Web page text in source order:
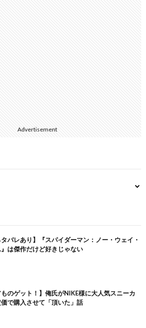
Advertisement
タバレあり】『スパイダーマン：ノー・ウェイ・
は傑作だけど好きじゃない
ものゲット！】俺氏がNIKE様に大人気スニーカ
で購入させて「頂いた」話